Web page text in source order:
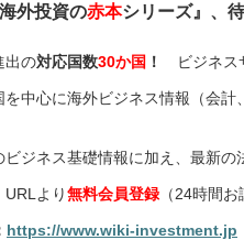
外投資の赤本シリーズ』、
出の対応国数30か国 ！ ビジネス
を中心に海外ビジネス情報（会計
ビジネス基礎情報に加え、最新の
URLより無料会員登録 （24時間
https://www.wiki-investment.jp